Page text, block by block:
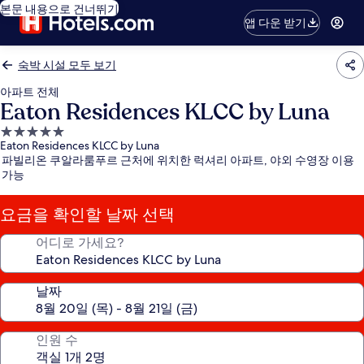
본문 내용으로 건너뛰기
앱 다운 받기
숙박 시설 모두 보기
아파트 전체
Eaton Residences KLCC by Luna
5.0
성
급
숙
시
설
Eaton Residences KLCC by Luna
파빌리온 쿠알라룸푸르 근처에 위치한 럭셔리 아파트, 야외 수영장 이용
가능
요금을 확인할 날짜 선택
어디로 가세요?
날짜
인원 수